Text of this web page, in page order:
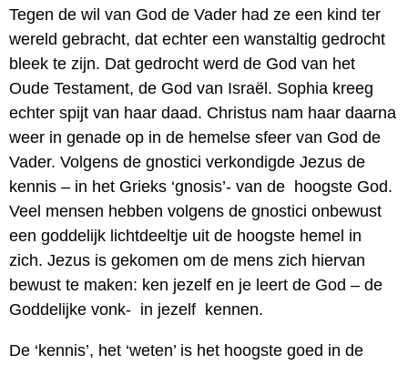
Tegen de wil van God de Vader had ze een kind ter
wereld gebracht, dat echter een wanstaltig gedrocht
bleek te zijn. Dat gedrocht werd de God van het
Oude Testament, de God van Israël. Sophia kreeg
echter spijt van haar daad. Christus nam haar daarna
weer in genade op in de hemelse sfeer van God de
Vader. Volgens de gnostici verkondigde Jezus de
kennis – in het Grieks ‘gnosis’- van de hoogste God.
Veel mensen hebben volgens de gnostici onbewust
een goddelijk lichtdeeltje uit de hoogste hemel in
zich. Jezus is gekomen om de mens zich hiervan
bewust te maken: ken jezelf en je leert de God – de
Goddelijke vonk- in jezelf kennen.
De ‘kennis’, het ‘weten’ is het hoogste goed in de